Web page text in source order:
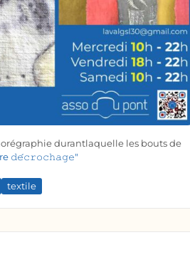
durantlaquelle les bouts de
𝚍𝚎́𝚌𝚛𝚘𝚌𝚑𝚊𝚐𝚎"
textile